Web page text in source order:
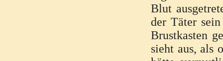
Blut
der Täter
Brustkasten
sieht aus, als